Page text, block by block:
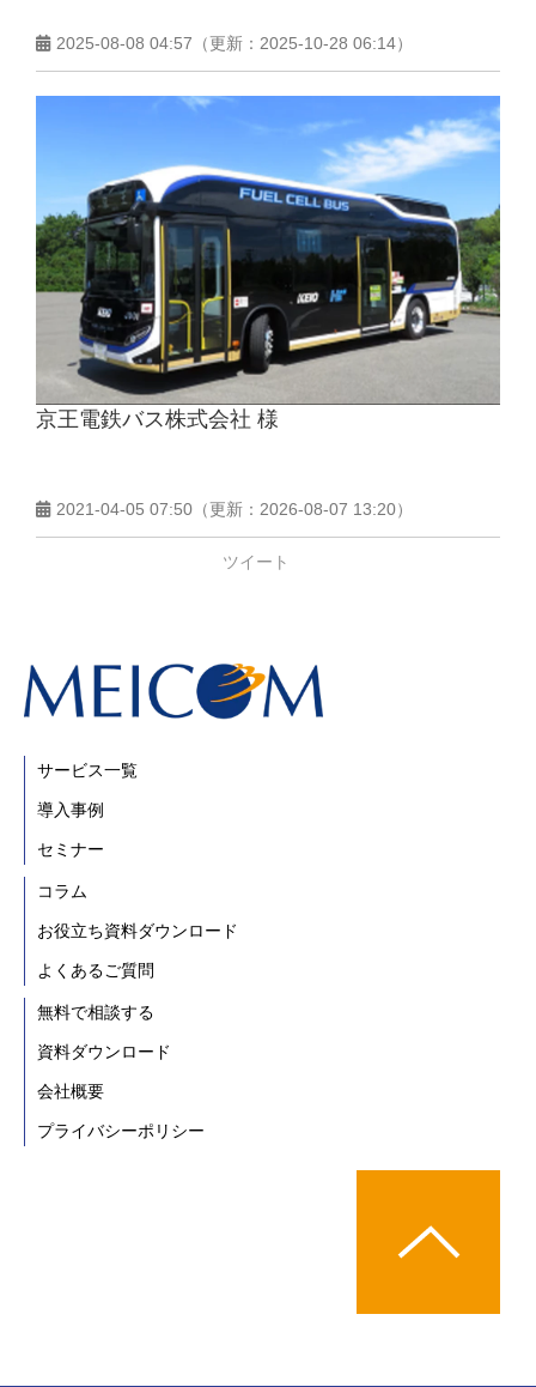
2025-08-08 04:57 （更新： 2025-10-28 06:14）
京王電鉄バス株式会社 様
2021-04-05 07:50 （更新： 2026-08-07 13:20）
ツイート
サービス一覧
導入事例
セミナー
コラム
お役立ち資料ダウンロード
よくあるご質問
無料で相談する
資料ダウンロード
会社概要
プライバシーポリシー